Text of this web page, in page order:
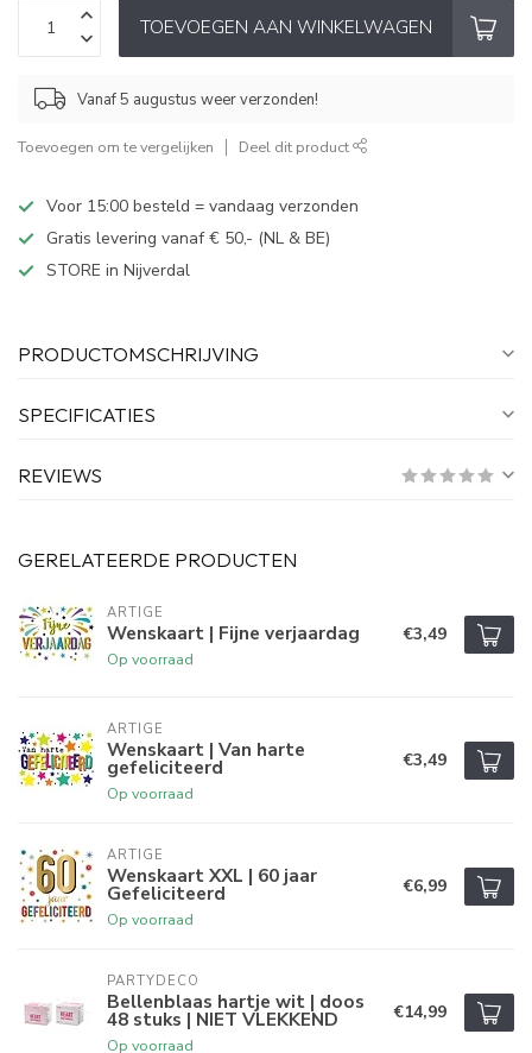
TOEVOEGEN AAN WINKELWAGEN
Vanaf 5 augustus weer verzonden!
Toevoegen om te vergelijken Deel dit product
Voor 15:00 besteld = vandaag verzonden
Gratis levering vanaf € 50,- (NL & BE)
STORE in Nijverdal
PRODUCTOMSCHRIJVING
SPECIFICATIES
REVIEWS
GERELATEERDE PRODUCTEN
ARTIGE
Wenskaart | Fijne verjaardag
Op voorraad
€3,49
ARTIGE
Wenskaart | Van harte
gefeliciteerd
Op voorraad
€3,49
ARTIGE
Wenskaart XXL | 60 jaar
Gefeliciteerd
Op voorraad
€6,99
PARTYDECO
Bellenblaas hartje wit | doos
48 stuks | NIET VLEKKEND
Op voorraad
€14,99